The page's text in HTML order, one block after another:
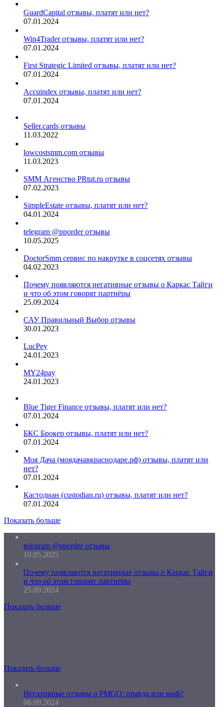
GuardCapital отзывы, платят или нет?
07.01.2024
Win4Trader отзывы, платят или нет?
07.01.2024
First Strategic Limited отзывы, платят или нет?
07.01.2024
Accuindex отзывы, платят или нет?
07.01.2024
Seller.cards отзывы
11.03.2022
lowcostsmm.com отзывы
11.03.2023
SMM Агенство PRtut.ru отзывы
07.02.2023
SimpleEstate отзывы, платят или нет?
04.01.2024
telegram @pporder отзывы
10.05.2025
DoctorSmm сервис по накрутке в соцсетях отзывы
04.02.2023
Почему появляются негативные отзывы о Каркас Тайги
и что об этом говорят партнёры
25.09.2024
САУ Правильный Выбор отзывы
30.01.2023
LucPey
24.01.2023
MY24pay
24.01.2023
Blue Tiger Finance отзывы, платят или нет?
07.01.2024
БКС Брокер отзывы, платят или нет?
07.01.2024
Моя Дача (моядачавкраснодаре.рф) отзывы, платят или
нет?
07.01.2024
Кастодиан (custodian.ru) отзывы, платят или нет?
07.01.2024
Показать больше
telegram @pporder отзывы
10.05.2025
Почему появляются негативные отзывы о Каркас Тайги
и что об этом говорят партнёры
25.09.2024
Показать больше
Показать больше
Негативные отзывы о PMGO: правда или миф?
06.09.2024